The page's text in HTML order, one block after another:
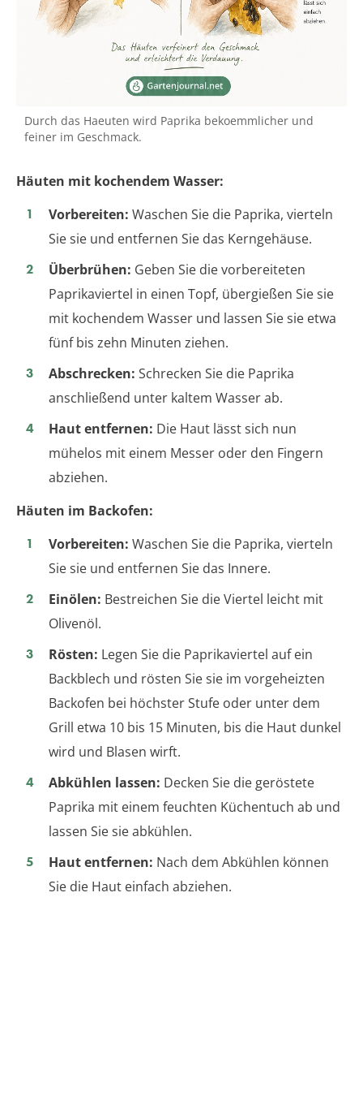
Durch das Haeuten wird Paprika bekoemmlicher und
feiner im Geschmack.
Häuten mit kochendem Wasser:
Vorbereiten: Waschen Sie die Paprika, vierteln
Sie sie und entfernen Sie das Kerngehäuse.
Überbrühen: Geben Sie die vorbereiteten
Paprikaviertel in einen Topf, übergießen Sie sie
mit kochendem Wasser und lassen Sie sie etwa
fünf bis zehn Minuten ziehen.
Abschrecken: Schrecken Sie die Paprika
anschließend unter kaltem Wasser ab.
Haut entfernen: Die Haut lässt sich nun
mühelos mit einem Messer oder den Fingern
abziehen.
Häuten im Backofen:
Vorbereiten: Waschen Sie die Paprika, vierteln
Sie sie und entfernen Sie das Innere.
Einölen: Bestreichen Sie die Viertel leicht mit
Olivenöl.
Rösten: Legen Sie die Paprikaviertel auf ein
Backblech und rösten Sie sie im vorgeheizten
Backofen bei höchster Stufe oder unter dem
Grill etwa 10 bis 15 Minuten, bis die Haut dunkel
wird und Blasen wirft.
Abkühlen lassen: Decken Sie die geröstete
Paprika mit einem feuchten Küchentuch ab und
lassen Sie sie abkühlen.
Haut entfernen: Nach dem Abkühlen können
Sie die Haut einfach abziehen.